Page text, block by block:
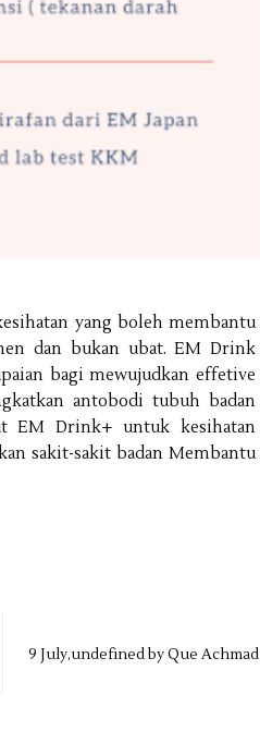
yang boleh membantu
dan bukan ubat. EM Drink
bagi mewujudkan effetive
antobodi tubuh badan
EM Drink+ untuk kesihatan
sakit-sakit badan Membantu
9 July,undefined byQue Achmad